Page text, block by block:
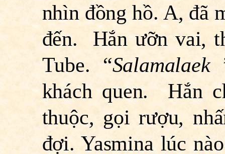
nhìn đồng hồ. A, đã
đến. Hắn ưỡn vai,
Tube. “Salamalaek
khách quen. Hắn
thuộc, gọi rượu,
đợi. Yasmina lúc